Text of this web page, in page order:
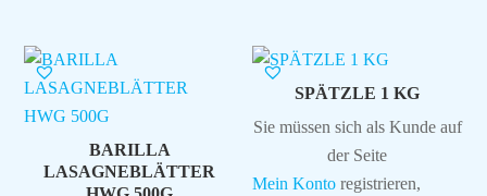
BARILLA
LASAGNEBLÄTTER
SPÄTZLE 1 KG
Sie müssen sich als Kunde auf
der Seite
Mein Konto registrieren,